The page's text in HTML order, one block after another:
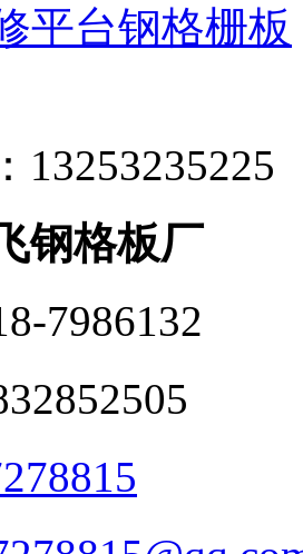
平台钢格栅板
13253235225
钢格板厂
7986132